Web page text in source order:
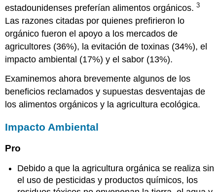
estadounidenses preferían alimentos orgánicos.3
Las razones citadas por quienes prefirieron lo
orgánico fueron el apoyo a los mercados de
agricultores (36%), la evitación de toxinas (34%), el
impacto ambiental (17%) y el sabor (13%).
Examinemos ahora brevemente algunos de los
beneficios reclamados y supuestas desventajas de
los alimentos orgánicos y la agricultura ecológica.
Impacto Ambiental
Pro
Debido a que la agricultura orgánica se realiza sin
el uso de pesticidas y productos químicos, los